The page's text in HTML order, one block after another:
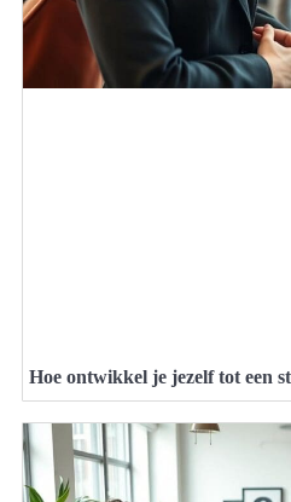
Hoe ontwikkel je jezelf tot een